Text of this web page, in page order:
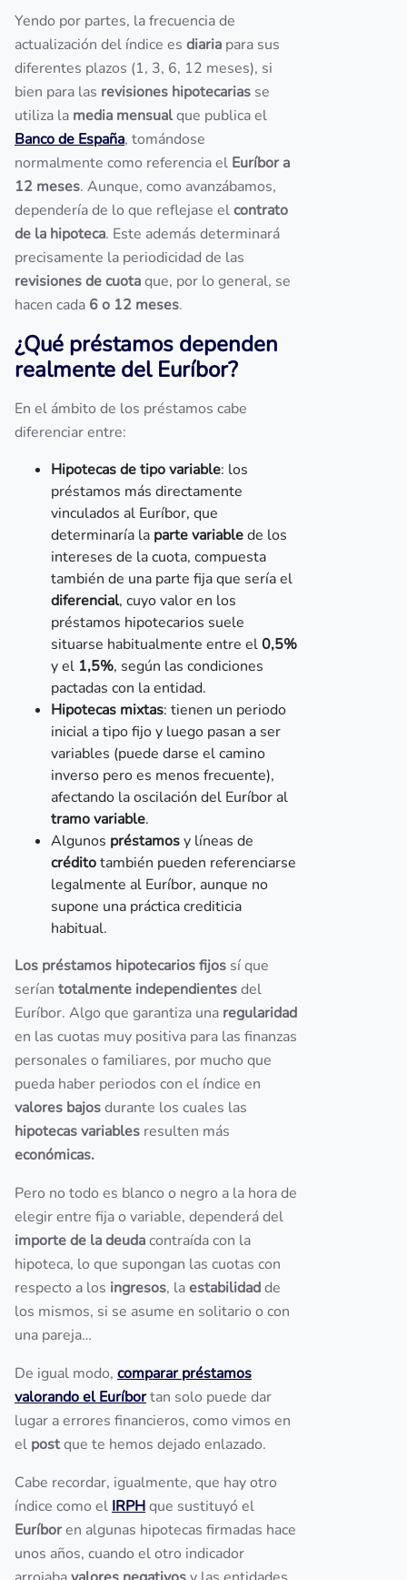
Yendo por partes, la frecuencia de
actualización del índice es diaria para sus
diferentes plazos (1, 3, 6, 12 meses), si
bien para las revisiones hipotecarias se
utiliza la media mensualque publica el
Banco de España, tomándose
normalmente como referencia el Euríbor a
12 meses. Aunque, como avanzábamos,
dependería de lo que reflejase elcontrato
de la hipoteca. Este además determinará
precisamente la periodicidad de las
revisiones de cuotaque, por lo general, se
hacen cada 6 o 12 meses.
¿Qué préstamos dependen
realmente del Euríbor?
En el ámbito de los préstamos cabe
diferenciar entre:
Hipotecas de tipo variable: los
préstamos más directamente
vinculados al Euríbor, que
determinaría la parte variablede los
intereses de la cuota, compuesta
también de una parte fija que sería el
diferencial, cuyo valor en los
préstamos hipotecarios suele
situarse habitualmente entre el0,5%
y el 1,5%, según las condiciones
pactadas con la entidad.
Hipotecas mixtas: tienen un periodo
inicial a tipo fijo y luego pasan a ser
variables (puede darse el camino
inverso pero es menos frecuente),
afectando la oscilación del Euríbor al
tramo variable.
Algunos préstamosy líneas de
créditotambién pueden referenciarse
legalmente al Euríbor, aunque no
supone una práctica crediticia
habitual.
Los préstamos hipotecarios fijos sí que
serían totalmente independientesdel
Euríbor. Algo que garantiza una regularidad
en las cuotas muy positiva para las finanzas
personales o familiares, por mucho que
pueda haber periodos con el índice en
valores bajosdurante los cuales las
hipotecas variables resulten más
económicas.
Pero no todo es blanco o negro a la hora de
elegir entre fija o variable, dependerá del
importe de la deudacontraída con la
hipoteca, lo que supongan las cuotas con
respecto a los ingresos, laestabilidadde
los mismos, si se asume en solitario o con
una pareja…
De igual modo, comparar préstamos
valorando el Euríbortan solo puede dar
lugar a errores financieros, como vimos en
el postque te hemos dejado enlazado.
Cabe recordar, igualmente, que hay otro
índice como el IRPHque sustituyó el
Euríboren algunas hipotecas firmadas hace
unos años, cuando el otro indicador